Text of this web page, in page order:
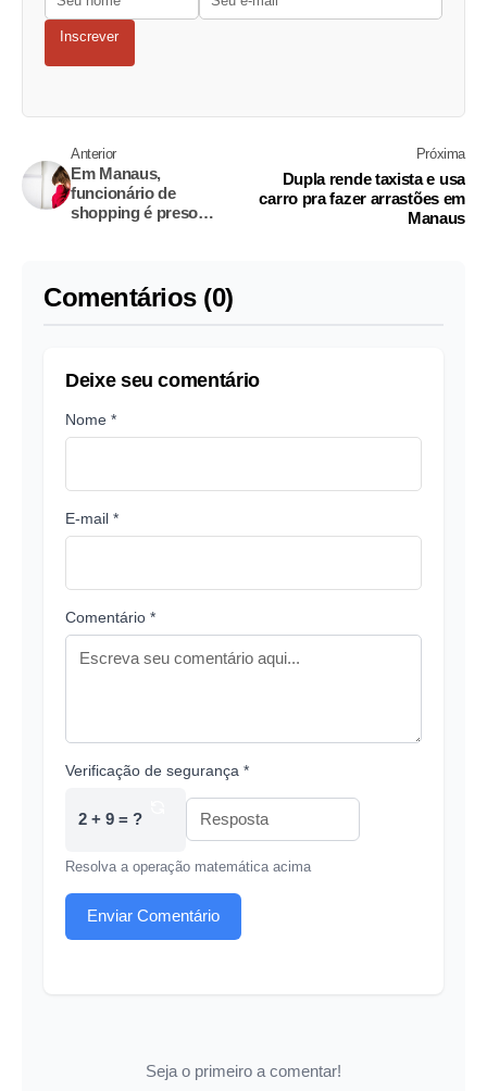
Inscrever
Anterior
Em Manaus,
funcionário de
shopping é preso
Próxima
Dupla rende taxista e usa
carro pra fazer arrastões em
Manaus
Comentários (0)
Deixe seu comentário
Nome *
E-mail *
Comentário *
Verificação de segurança *
2 + 9 = ?
Resolva a operação matemática acima
Enviar Comentário
Seja o primeiro a comentar!